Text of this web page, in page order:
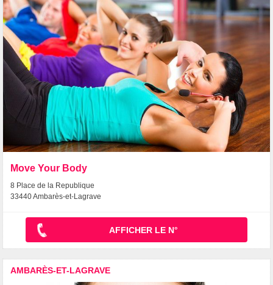
Move Your Body
8 Place de la Republique
33440 Ambarès-et-Lagrave
AFFICHER LE N°
AMBARÈS-ET-LAGRAVE